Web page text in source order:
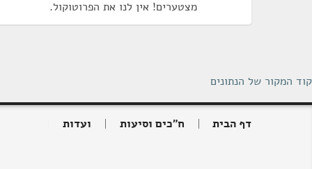
מצטערים! אין לנו את הפרוטוקול.
קוד המקור של הנתונים
דף הבית ח"כים וסיעות ועדות